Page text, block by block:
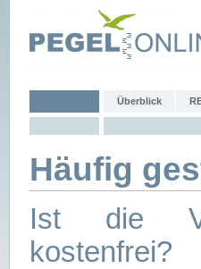
Überblick
Häufig
Ist die
kostenfrei?